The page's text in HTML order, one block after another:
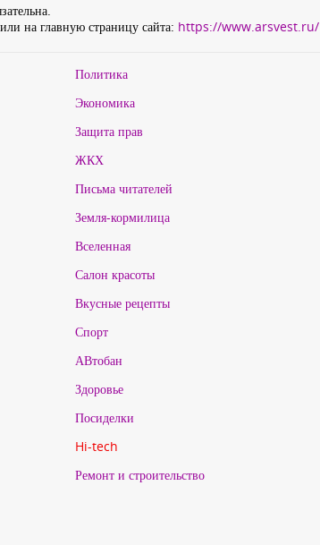
на главную страницу сайта: https://www.arsvest.ru/
Политика
Экономика
Защита прав
ЖКХ
Письма читателей
Земля-кормилица
Вселенная
Салон красоты
Вкусные рецепты
Спорт
АВтобан
Здоровье
Посиделки
Hi-tech
Ремонт и строительство